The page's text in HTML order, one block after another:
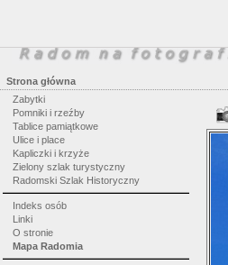
Strona główna
Zabytki
Pomniki i rzeźby
Tablice pamiątkowe
Ulice i place
Kapliczki i krzyże
Zielony szlak turystyczny
Radomski Szlak Historyczny
Indeks osób
Linki
O stronie
Mapa Radomia